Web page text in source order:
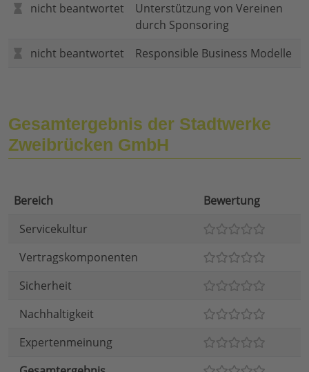
nicht beantwortet
Unterstützung von Vereinen
durch Sponsoring
nicht beantwortet
Responsible Business Modelle
Gesamtergebnis der Stadtwerke
Zweibrücken GmbH
Bereich
Bewertung
Servicekultur
Vertragskomponenten
Sicherheit
Nachhaltigkeit
Expertenmeinung